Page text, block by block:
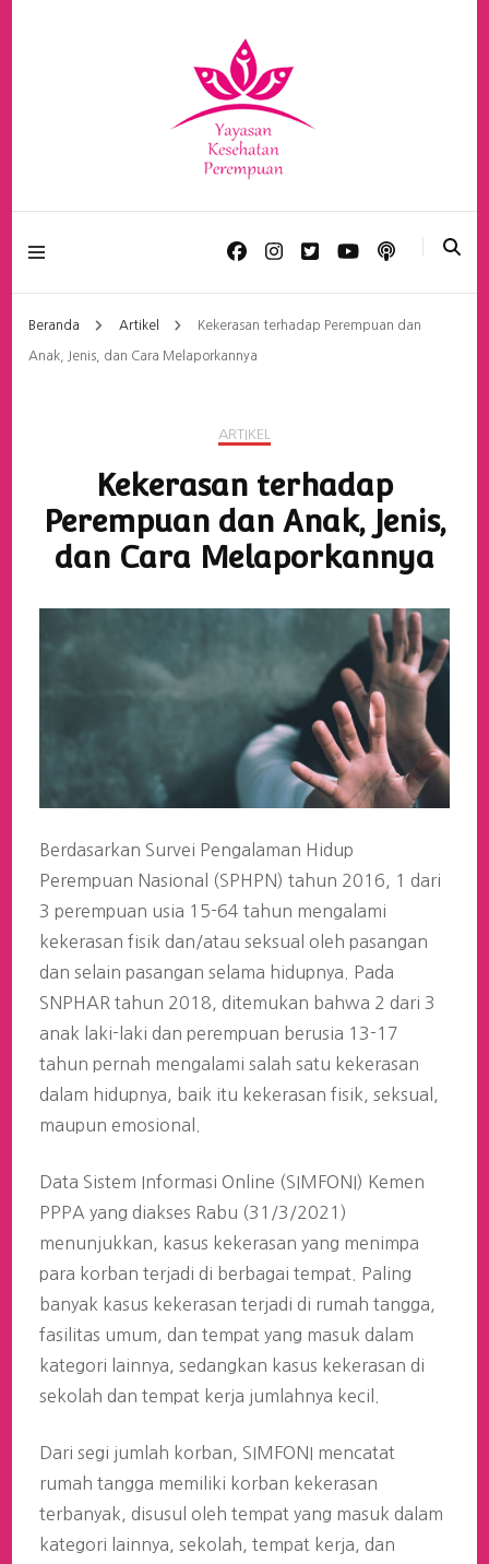
Yayasan Kesehatan
Perempuan
Beranda Artikel Kekerasan terhadap Perempuan dan
Anak, Jenis, dan Cara Melaporkannya
ARTIKEL
Kekerasan terhadap
Perempuan dan Anak, Jenis,
dan Cara Melaporkannya
Berdasarkan Survei Pengalaman Hidup
Perempuan Nasional (SPHPN) tahun 2016, 1 dari
3 perempuan usia 15-64 tahun mengalami
kekerasan fisik dan/atau seksual oleh pasangan
dan selain pasangan selama hidupnya. Pada
SNPHAR tahun 2018, ditemukan bahwa 2 dari 3
anak laki-laki dan perempuan berusia 13-17
tahun pernah mengalami salah satu kekerasan
dalam hidupnya, baik itu kekerasan fisik, seksual,
maupun emosional.
Data Sistem Informasi Online (SIMFONI) Kemen
PPPA yang diakses Rabu (31/3/2021)
menunjukkan, kasus kekerasan yang menimpa
para korban terjadi di berbagai tempat. Paling
banyak kasus kekerasan terjadi di rumah tangga,
fasilitas umum, dan tempat yang masuk dalam
kategori lainnya, sedangkan kasus kekerasan di
sekolah dan tempat kerja jumlahnya kecil.
Dari segi jumlah korban, SIMFONI mencatat
rumah tangga memiliki korban kekerasan
terbanyak, disusul oleh tempat yang masuk dalam
kategori lainnya, sekolah, tempat kerja, dan